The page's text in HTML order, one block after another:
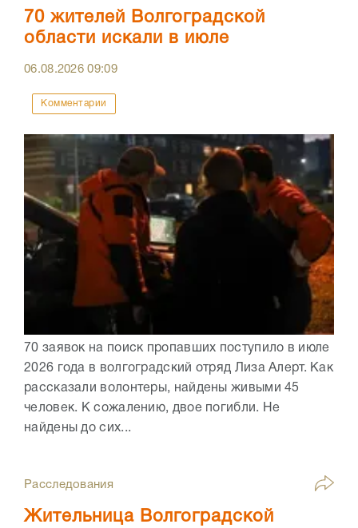
70 жителей Волгоградской
области искали в июле
06.08.202609:09
Комментарии
70 заявок на поиск пропавших поступило в июле
2026 года в волгоградский отряд Лиза Алерт. Как
рассказали волонтеры, найдены живыми 45
человек. К сожалению, двое погибли. Не
найдены до сих...
Расследования
Жительница Волгоградской